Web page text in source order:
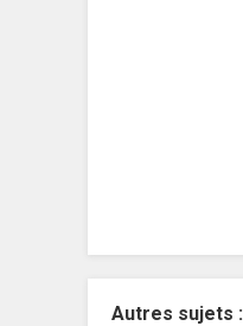
Autres sujets :